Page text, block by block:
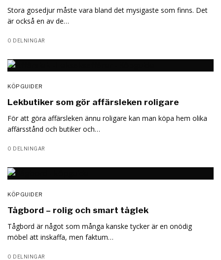
Stora gosedjur måste vara bland det mysigaste som finns. Det
är också en av de…
0 DELNINGAR
KÖPGUIDER
Lekbutiker som gör affärsleken roligare
För att göra affärsleken ännu roligare kan man köpa hem olika
affärsstånd och butiker och…
0 DELNINGAR
KÖPGUIDER
Tågbord – rolig och smart tåglek
Tågbord är något som många kanske tycker är en onödig
möbel att inskaffa, men faktum…
0 DELNINGAR